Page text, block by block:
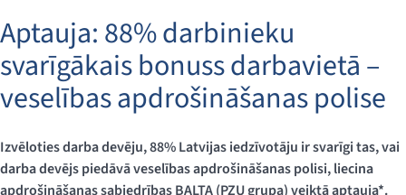
Aptauja: 88% darbinieku
svarīgākais bonuss darbavietā –
veselības apdrošināšanas polise
Izvēloties darba devēju, 88% Latvijas iedzīvotāju ir svarīgi tas, vai
darba devējs piedāvā veselības apdrošināšanas polisi, liecina
apdrošināšanas sabiedrības BALTA (PZU grupa) veiktā aptauja*.